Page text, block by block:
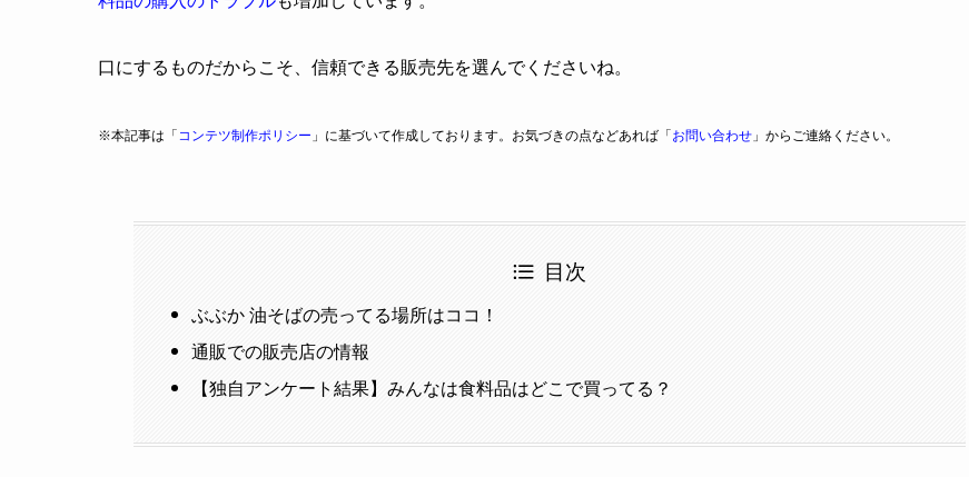
口にするものだからこそ、信頼できる販売先を選んでくださいね。
※本記事は「 コンテツ制作ポリシー 」に基づいて作成しております。お気づきの点などあれば「 お問い合わせ 」からご連絡ください。
目次
ぶぶか 油そばの売ってる場所はココ！
通販での販売店の情報
【独自アンケート結果】みんなは食料品はどこで買ってる？